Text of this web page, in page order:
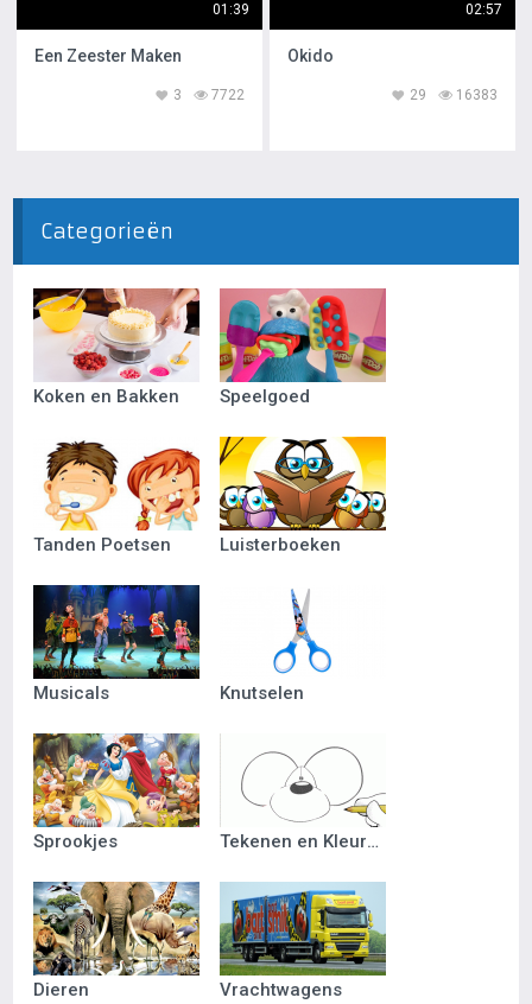
01:39
Een Zeester Maken
7722
3
02:57
Okido
16383
29
Categorieën
Koken en Bakken Speelgoed
Tanden Poetsen Luisterboeken
Musicals Knutselen
Sprookjes Tekenen en Kleuren
Dieren Vrachtwagens